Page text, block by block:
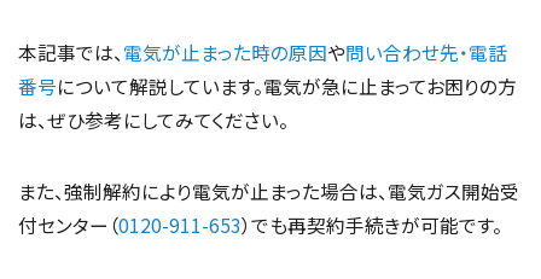
本記事では、電気が止まった時の原因や問い合わせ先・電話
番号について解説しています。電気が急に止まってお困りの方
は、ぜひ参考にしてみてください。
また、強制解約により電気が止まった場合は、電気ガス開始受
付センター（0120-911-653）でも再契約手続きが可能です。